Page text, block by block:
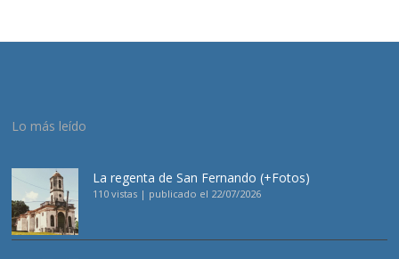
Lo más leído
La regenta de San Fernando (+Fotos)
110 vistas | publicado el 22/07/2026